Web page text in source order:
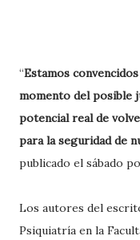
“Estamos
momento del posible
potencial real de
para la seguridad de
publicado el sábado
Los autores del
Psiquiatría en la